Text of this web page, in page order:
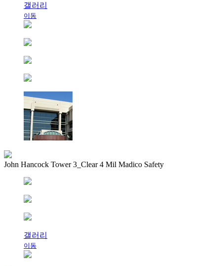
갤러리
이동
John Hancock Tower 3_Clear 4 Mil Madico Safety
갤러리
이동